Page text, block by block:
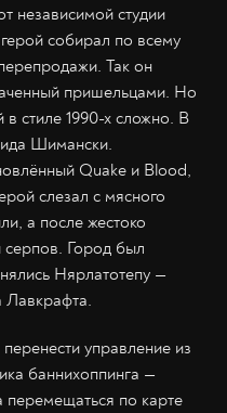
независимой студии
собирал по всему
Так он
пришельцами. Но
в стиле 1990-х сложно. В
Шимански.
Quake и Blood,
слезал с мясного
а после жестоко
серпов. Город был
Нярлатотепу —
Лавкрафта.
управление из
баннихоппинга —
по карте